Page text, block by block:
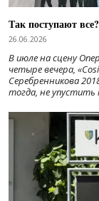
Так поступают
26.06.2026
В июле на сцену
четыре вечера,
Серебренникова
тогда, не упустить